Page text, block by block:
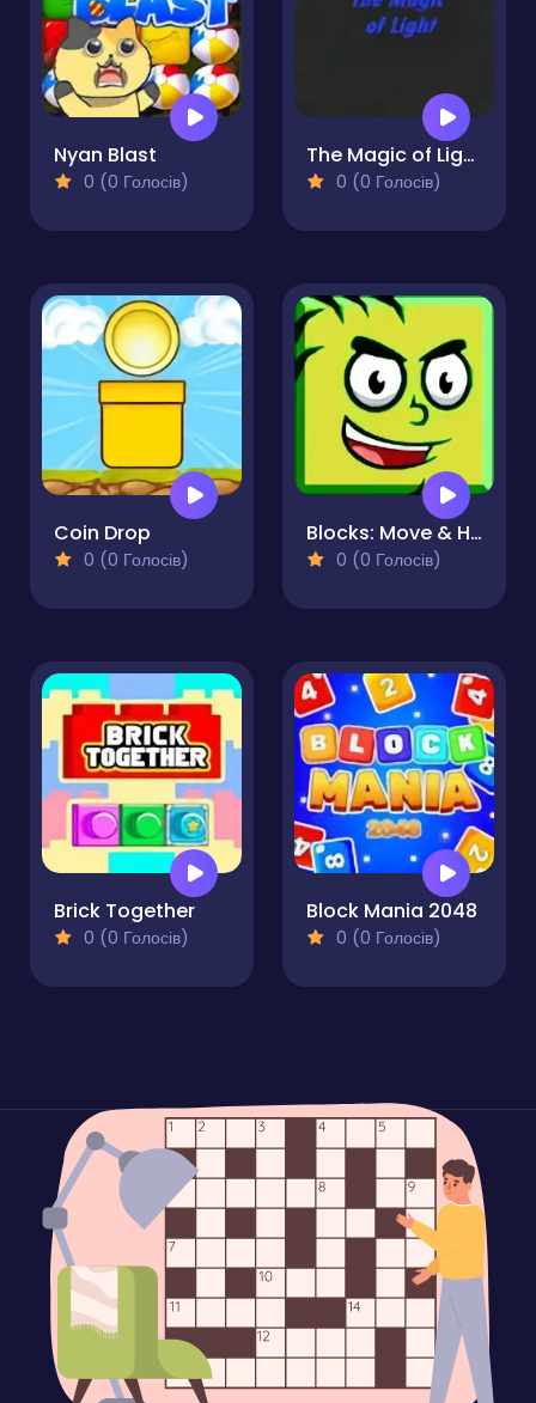
Nyan Blast
0 (0 Голосів)
The Magic of Light
0 (0 Голосів)
Coin Drop
0 (0 Голосів)
Blocks: Move & Hit - PRO
0 (0 Голосів)
Brick Together
0 (0 Голосів)
Block Mania 2048
0 (0 Голосів)